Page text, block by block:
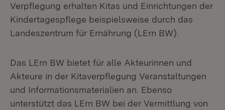
Verpflegung erhalten Kitas und Einrichtungen der
Kindertagespflege beispielsweise durch das
Landeszentrum für Ernährung (LErn BW).
Das LErn BW bietet für alle Akteurinnen und
Akteure in der Kitaverpflegung Veranstaltungen
und Informationsmaterialien an. Ebenso
unterstützt das LErn BW bei der Vermittlung von